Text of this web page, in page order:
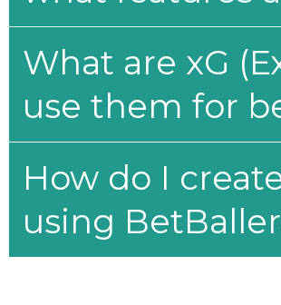
What are xG
use them for
How do I
using